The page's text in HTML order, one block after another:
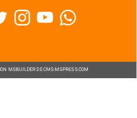
MSBUILDER DE CMS-MSPRESS.COM